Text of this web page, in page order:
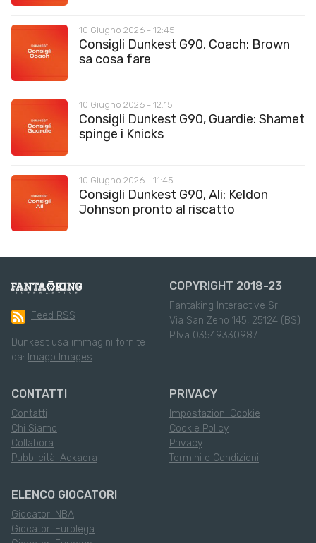
10 Giugno 2026 - 12:45
Consigli Dunkest G90, Coach: Brown
sa cosa fare
10 Giugno 2026 - 12:15
Consigli Dunkest G90, Guardie: Shamet
spinge i Knicks
10 Giugno 2026 - 11:45
Consigli Dunkest G90, Ali: Keldon
Johnson pronto al riscatto
Feed RSS
Dunkest usa immagini fornite
da: Imago Images
COPYRIGHT 2018-23
Fantaking Interactive Srl
Via San Zeno 145, 25124 (BS)
P.Iva 03549330987
CONTATTI
Contatti
Chi Siamo
Collabora
Pubblicità: Adkaora
PRIVACY
Impostazioni Cookie
Cookie Policy
Privacy
Termini e Condizioni
ELENCO GIOCATORI
Giocatori NBA
Giocatori Eurolega